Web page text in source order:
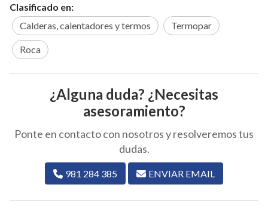
Clasificado en:
Calderas, calentadores y termos
Termopar
Roca
¿Alguna duda? ¿Necesitas
asesoramiento?
Ponte en contacto con nosotros y resolveremos tus
dudas.
981 284 385 ENVIAR EMAIL